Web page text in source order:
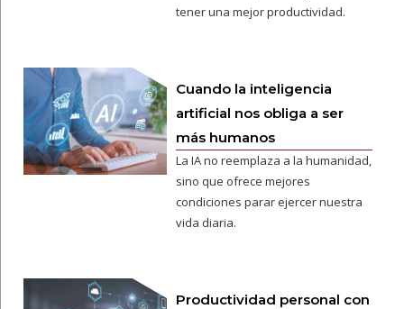
tener una mejor productividad.
Cuando la inteligencia
artificial nos obliga a ser
más humanos
La IA no reemplaza a la humanidad,
sino que ofrece mejores
condiciones parar ejercer nuestra
vida diaria.
Productividad personal con